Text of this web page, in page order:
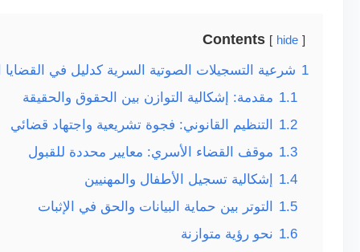
Contents hide
1 شرعية التسجيلات الصوتية السرية كدليل في القضايا
1.1 مقدمة: إشكالية التوازن بين الحقوق والحقيقة
1.2
التنظيم القانوني: فجوة تشريعية واجتهاد قضائي
1.3 موقف القضاء الأسري: معايير محددة للقبول
1.4
إشكالية تسجيل الأطفال والمهنيين
1.5
التوتر بين حماية البيانات والحق في الإثبات
1.6 نحو رؤية متوازنة